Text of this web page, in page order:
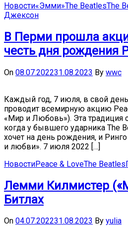
Новости«Эмми»The BeatlesThe
Джексон
В Перми прошла
честь дня рождения
On 08.07.202231.08.2023 By wwc
Каждый год, 7 июля, в свой
проводит всемирную акцию
«Мир и Любовь»). Эта традиция
когда у бывшего ударника The
хочет на день рождения, и
и любви». 7 июля 2022 […]
НовостиPeace & LoveThe Beatles
Лемми Килмистер
Битлах
On 04.07.202231.08.2023 By yulia